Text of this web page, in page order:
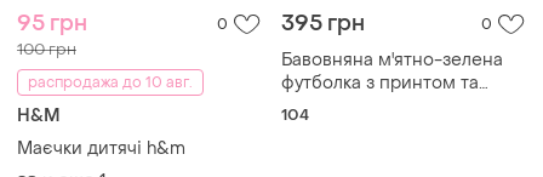
95 грн 0
100 грн
распродажа до 10 авг.
H&M
Маєчки дитячі h&m
395 грн 0
Бавовняна м'ятно-зелена
футболка з принтом та
об'ємними плюшевими
104